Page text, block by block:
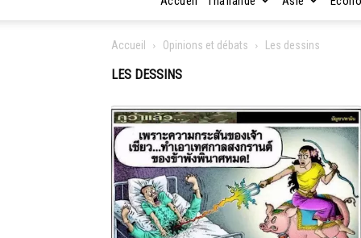
Accueil Opinions et débats Les dessins
LES DESSINS